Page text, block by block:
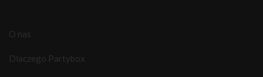
O nas
Dlaczego Partybox